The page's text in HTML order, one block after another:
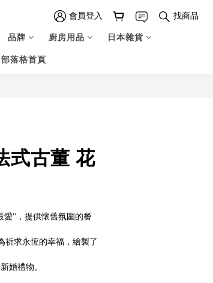
會員登入
找商品
品牌 廚房用品
日本雜貨
部落格首頁
古董 花
”，提供懷舊氛圍的餐
祈求永恆的幸福，繪製了
婚禮物。